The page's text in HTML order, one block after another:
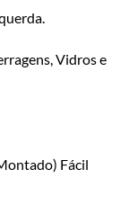
Vidros e
Fácil